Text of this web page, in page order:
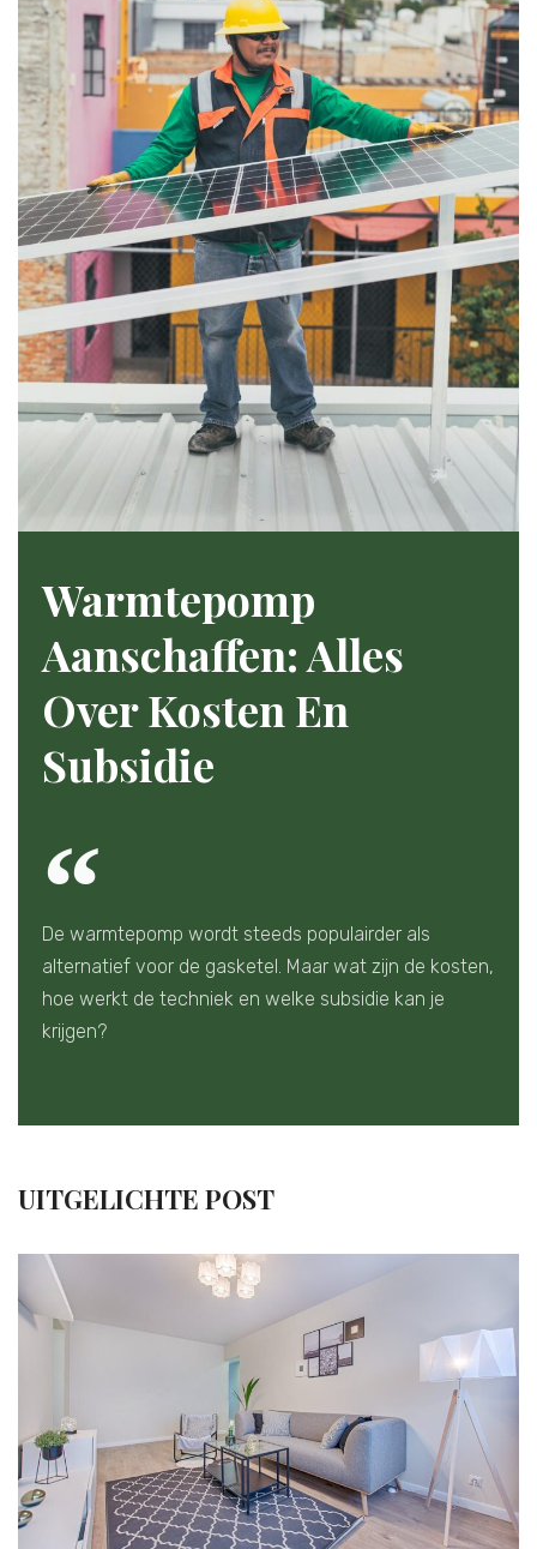
Warmtepomp
Aanschaffen: Alles
Over Kosten En
Subsidie
De warmtepomp wordt steeds populairder als
alternatief voor de gasketel. Maar wat zijn de kosten,
hoe werkt de techniek en welke subsidie kan je
krijgen?
UITGELICHTE POST